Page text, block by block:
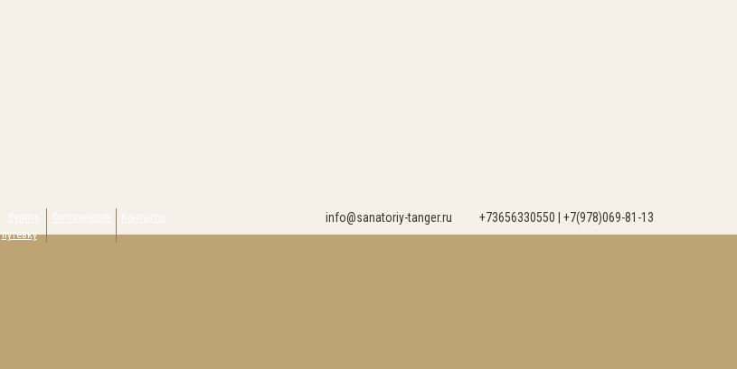
путевку
info@sanatoriy-tanger.ru +73656330550 | +7(978)069-81-13